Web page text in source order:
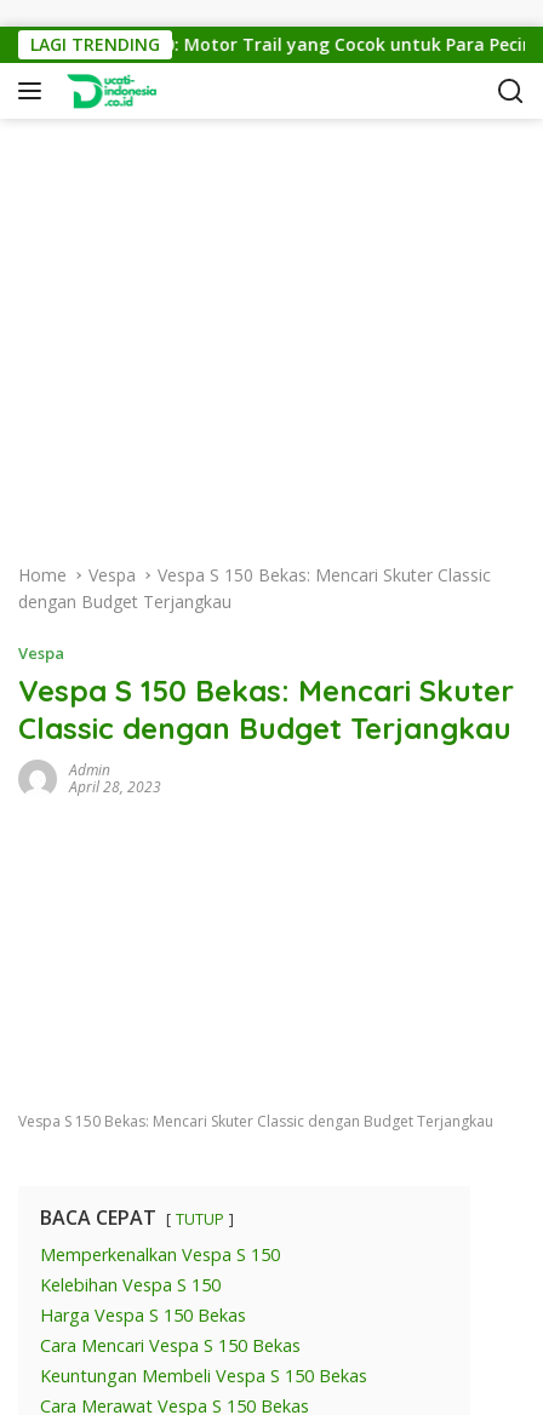
LAGI TRENDING
KTM Cross 150: Motor Trail yang Cocok untuk Para Pecinta
Home Vespa
Vespa S 150 Bekas: Mencari Skuter Classic
dengan Budget Terjangkau
Vespa
Vespa S 150 Bekas: Mencari Skuter
Classic dengan Budget Terjangkau
Admin
April 28, 2023
Vespa S 150 Bekas: Mencari Skuter Classic dengan Budget Terjangkau
BACA CEPAT TUTUP
Memperkenalkan Vespa S 150
Kelebihan Vespa S 150
Harga Vespa S 150 Bekas
Cara Mencari Vespa S 150 Bekas
Keuntungan Membeli Vespa S 150 Bekas
Cara Merawat Vespa S 150 Bekas